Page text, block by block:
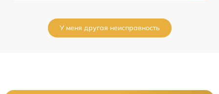
У меня другая неисправность